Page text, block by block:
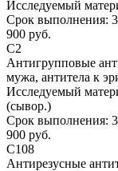
Исследуемый
Срок выполнения:
900 руб.
С2
Антигрупповые
мужа, антитела к
Исследуемый
(сывор.)
Срок выполнения:
900 руб.
С108
Антирезусные